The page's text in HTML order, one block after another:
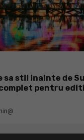
sa stii inainte de
pentru